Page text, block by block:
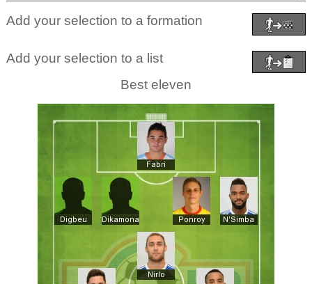
Add your selection to a formation
Add your selection to a list
Best eleven